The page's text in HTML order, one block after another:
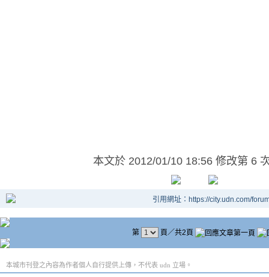
本文於 2012/01/10 18:56 修改第 6
引用網址：https://city.udn.com/
第 頁／共2頁
本城市刊登之內容為作者個人自行提供上傳，不代表 udn 立場。